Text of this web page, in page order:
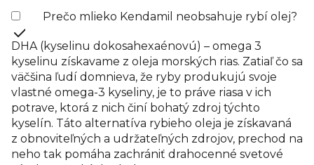
Prečo mlieko Kendamil neobsahuje rybí olej?
DHA (kyselinu dokosahexaénovú) – omega 3
kyselinu získavame z oleja morských rias. Zatiaľ čo sa
väčšina ľudí domnieva, že ryby produkujú svoje
vlastné omega-3 kyseliny, je to práve riasa v ich
potrave, ktorá z nich činí bohatý zdroj týchto
kyselín. Táto alternatíva rybieho oleja je získavaná
z obnoviteľných a udržateľných zdrojov, prechod na
neho tak pomáha zachrániť drahocenné svetové